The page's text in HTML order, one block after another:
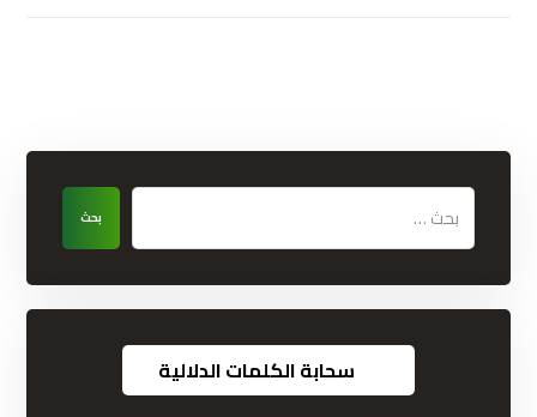
بحث
سحابة الكلمات الدلالية